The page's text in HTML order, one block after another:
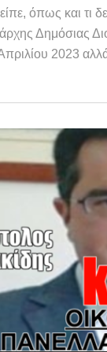
όπως και τι
Δημόσιας
2023